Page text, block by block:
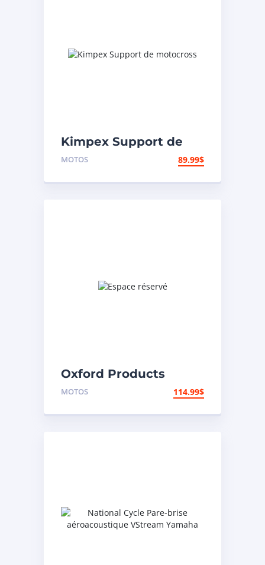
Kimpex Support de
motocross
MOTOS 89.99$
Oxford Products
Coffre arrière
MOTOS 114.99$